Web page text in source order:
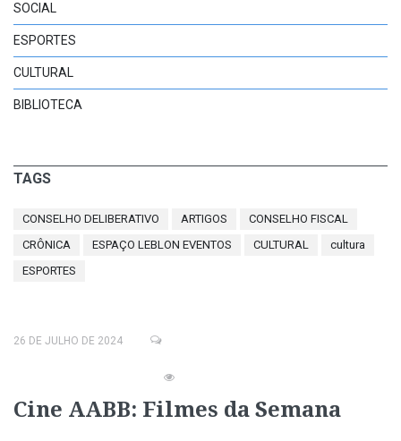
SOCIAL
ESPORTES
CULTURAL
BIBLIOTECA
TAGS
CONSELHO DELIBERATIVO ARTIGOS
CONSELHO FISCAL
CRÔNICA
ESPAÇO LEBLON EVENTOS CULTURAL
cultura
ESPORTES
26 DE JULHO DE 2024
Cine AABB: Filmes da Semana